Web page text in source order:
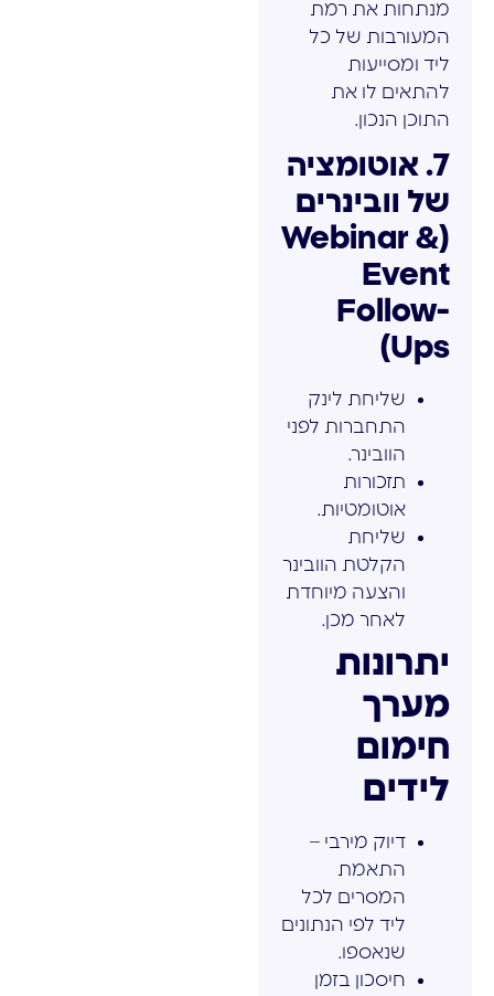
מנתחות את רמת
המעורבות של כל
ליד ומסייעות
להתאים לו את
התוכן הנכון.
7. אוטומציה
של וובינרים
(Webinar &
Event
Follow-
Ups)
שליחת לינק
התחברות לפני
הוובינר.
תזכורות
אוטומטיות.
שליחת
הקלטת הוובינר
והצעה מיוחדת
לאחר מכן.
יתרונות
מערך
חימום
לידים
דיוק מירבי –
התאמת
המסרים לכל
ליד לפי הנתונים
שנאספו.
חיסכון בזמן